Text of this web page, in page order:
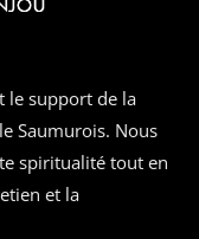
le support de la
Saumurois. Nous
spiritualité tout en
et la